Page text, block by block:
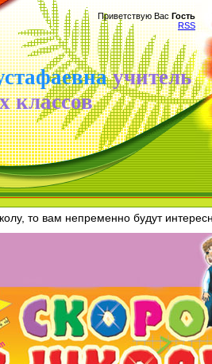
Приветствую Вас Гость
RSS
учитель
классов
то вам непременно будут